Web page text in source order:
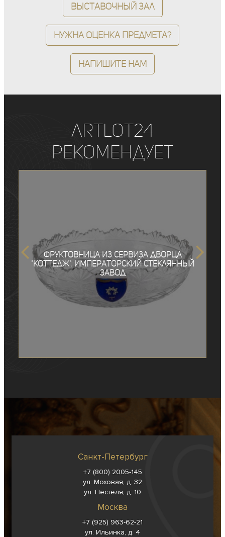
Выставочный зал
Нужна оценка предмета?
Напишите нам
ArtLot24
рекомендует
Фруктовница из сервиза дворца
"Коттедж". Императорский стеклянный
завод
Санкт-Петербург
+7 (800) 2005-145
ул. Моховая, д. 32
ул. Пестеля, д. 10
Москва
+7 (925) 963-62-21
ул. Ильинка, д. 4